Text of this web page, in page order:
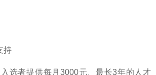
持
选者提供每月3000元、最长3年的人才